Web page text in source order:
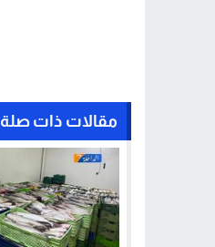
مقالات ذات صلة